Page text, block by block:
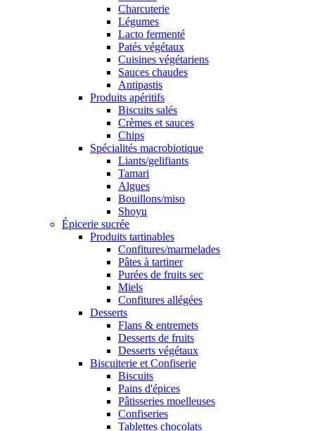
Charcuterie
Légumes
Lacto fermenté
Patés végétaux
Cuisines végétariens
Sauces chaudes
Antipastis
Produits apéritifs
Biscuits salés
Crèmes et sauces
Chips
Spécialités macrobiotique
Liants/gelifiants
Tamari
Algues
Bouillons/miso
Shoyu
Épicerie sucrée
Produits tartinables
Confitures/marmelades
Pâtes à tartiner
Purées de fruits sec
Miels
Confitures allégées
Desserts
Flans & entremets
Desserts de fruits
Desserts végétaux
Biscuiterie et Confiserie
Biscuits
Pains d'épices
Pâtisseries moelleuses
Confiseries
Tablettes chocolats